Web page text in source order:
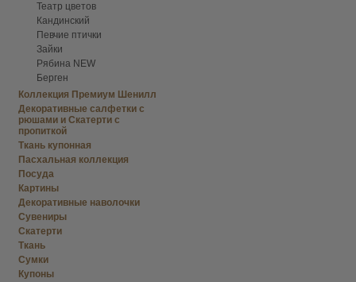
Театр цветов
Кандинский
Певчие птички
Зайки
Рябина NEW
Берген
Коллекция Премиум Шенилл
Декоративные салфетки с
рюшами и Скатерти с
пропиткой
Ткань купонная
Пасхальная коллекция
Посуда
Картины
Декоративные наволочки
Сувениры
Скатерти
Ткань
Сумки
Купоны